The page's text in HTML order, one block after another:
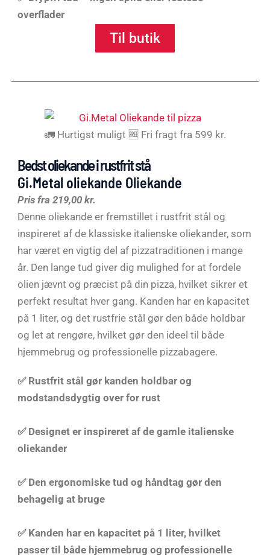
overflader
Til butik
🚛 Hurtigst muligt 🆓 Fri fragt fra 599 kr.
Bedst oliekande i rustfrit stå
Gi.Metal oliekande Oliekande
Pris fra 219,00 kr.
Denne oliekande er fremstillet i rustfrit stål og
inspireret af de klassiske italienske oliekander, som
har været en vigtig del af pizzatraditionen i mange
år. Den lange tud giver dig mulighed for at fordele
olien jævnt og præcist på din pizza, hvilket sikrer et
perfekt resultat hver gang. Kanden har en kapacitet
på 1 liter, og det rustfrie stål gør den både holdbar
og let at rengøre, hvilket gør den ideel til både
hjemmebrug og professionelle pizzabagere.
✅ Rustfrit stål gør kanden holdbar og
modstandsdygtig over for rust
✅ Designet er inspireret af de gamle italienske
oliekander
✅ Den ergonomiske tud og håndtag gør den
behagelig at bruge
✅ Kanden har en kapacitet på 1 liter, hvilket
passer til både hjemmebrug og professionelle